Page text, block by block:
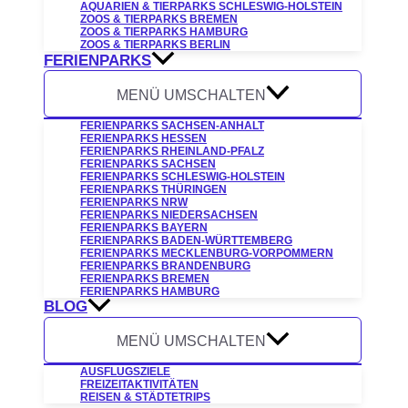
AQUARIEN & TIERPARKS SCHLESWIG-HOLSTEIN
ZOOS & TIERPARKS BREMEN
ZOOS & TIERPARKS HAMBURG
ZOOS & TIERPARKS BERLIN
FERIENPARKS
MENÜ UMSCHALTEN
FERIENPARKS SACHSEN-ANHALT
FERIENPARKS HESSEN
FERIENPARKS RHEINLAND-PFALZ
FERIENPARKS SACHSEN
FERIENPARKS SCHLESWIG-HOLSTEIN
FERIENPARKS THÜRINGEN
FERIENPARKS NRW
FERIENPARKS NIEDERSACHSEN
FERIENPARKS BAYERN
FERIENPARKS BADEN-WÜRTTEMBERG
FERIENPARKS MECKLENBURG-VORPOMMERN
FERIENPARKS BRANDENBURG
FERIENPARKS BREMEN
FERIENPARKS HAMBURG
BLOG
MENÜ UMSCHALTEN
AUSFLUGSZIELE
FREIZEITAKTIVITÄTEN
REISEN & STÄDTETRIPS